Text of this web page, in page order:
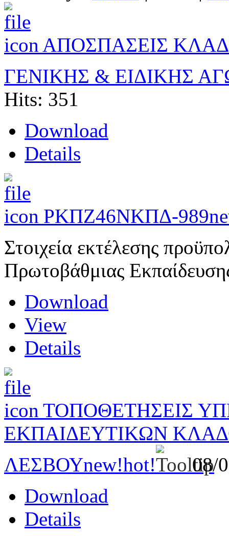
ΑΠΟΣΠΑΣΕΙΣ
ΓΕΝΙΚΗΣ & ΕΙΔΙΚΗΣ
Hits: 351
Download
Details
ΡΚΠΖ46ΝΚΠΔ-989
Στοιχεία εκτέλεσης
Πρωτοβάθμιας
Download
View
Details
ΤΟΠΟΘΕΤΗΣΕΙΣ
ΕΚΠΑΙΔΕΥΤΙΚΩΝ
ΛΕΣΒΟΥnew!hot!
08/
Download
Details